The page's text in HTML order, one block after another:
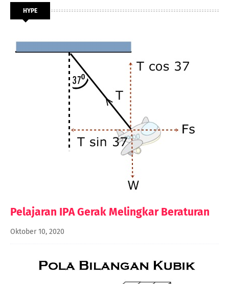
HYPE
Pelajaran IPA Gerak Melingkar Beraturan
Oktober 10, 2020